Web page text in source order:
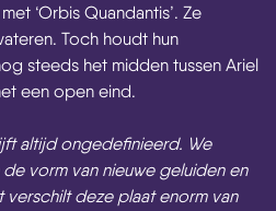
‘Orbis Quandantis’. Ze
Toch houdt hun
steeds het midden tussen Ariel
een open eind.
altijd ongedefinieerd. We
vorm van nieuwe geluiden en
deze plaat enorm van